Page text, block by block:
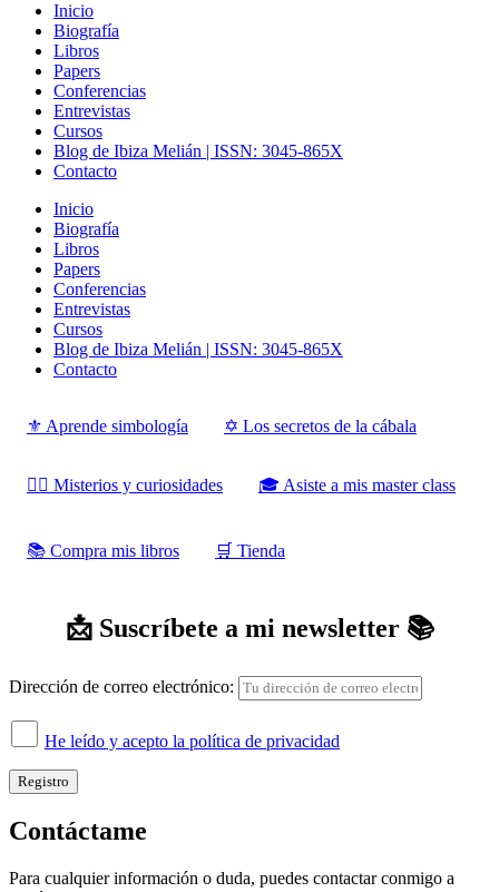
Inicio
Biografía
Libros
Papers
Conferencias
Entrevistas
Cursos
Blog de Ibiza Melián | ISSN: 3045-865X
Contacto
Inicio
Biografía
Libros
Papers
Conferencias
Entrevistas
Cursos
Blog de Ibiza Melián | ISSN: 3045-865X
Contacto
⚜️ Aprende simbología ✡️ Los secretos de la cábala
‍‍‍‍‍🧙‍♂️ Misterios y curiosidades 🎓 Asiste a mis master class
📚 Compra mis libros ‍‍🛒 Tienda
📩 Suscríbete a mi newsletter 📚
Dirección de correo electrónico:
He leído y acepto la política de privacidad
Contáctame
Para cualquier información o duda, puedes contactar conmigo a